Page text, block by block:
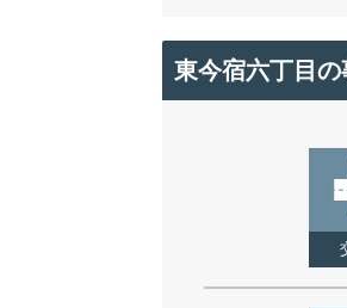
東今宿六丁目